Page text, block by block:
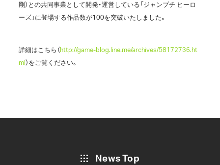
剛）との共同事業として開発・運営している「ジャンプチ ヒーロ
ーズ」に登場する作品数が100を突破いたしました。
詳細はこちら（http://game-blog.line.me/archives/58172736.ht
ml）をご覧ください。
News Top